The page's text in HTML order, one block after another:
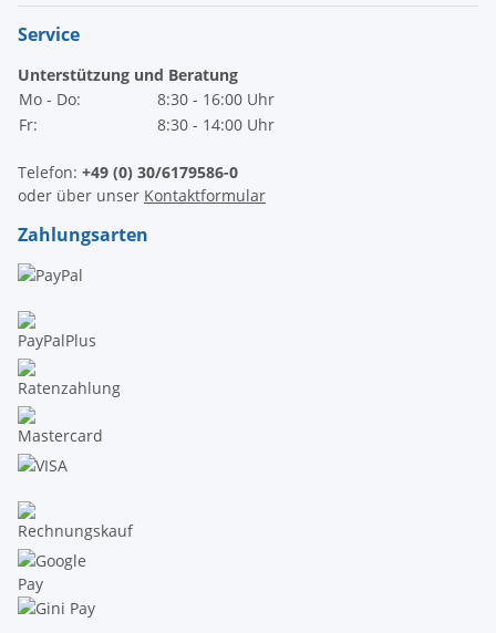
Service
Unterstützung und Beratung
Mo - Do:
8:30 - 16:00 Uhr
Fr:
8:30 - 14:00 Uhr
Telefon: +49 (0) 30/6179586-0
oder über unser Kontaktformular
Zahlungsarten